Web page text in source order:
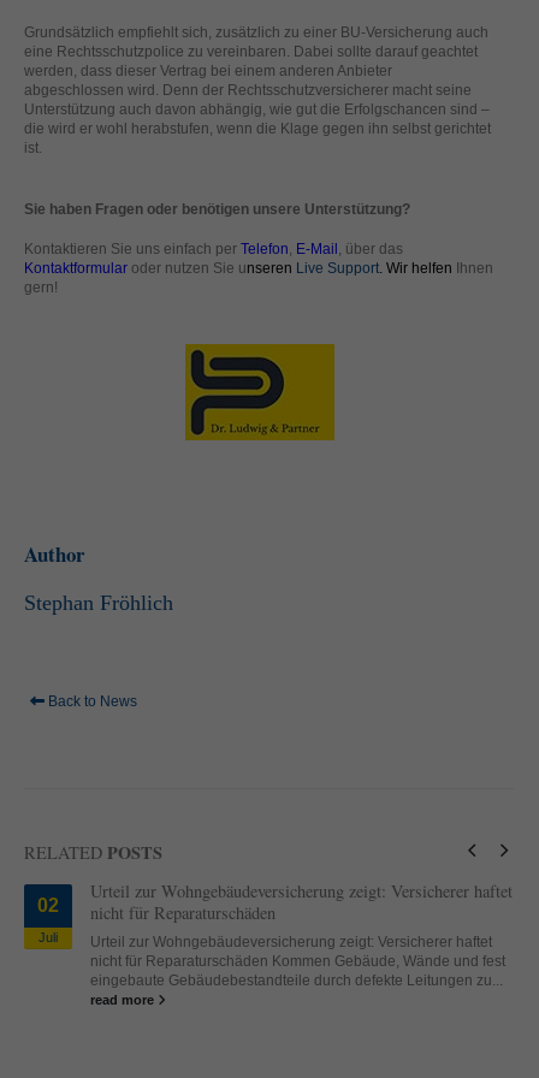
Grundsätzlich empfiehlt sich, zusätzlich zu einer BU-Versicherung auch
eine Rechtsschutzpolice zu vereinbaren. Dabei sollte darauf geachtet
werden, dass dieser Vertrag bei einem anderen Anbieter
abgeschlossen wird. Denn der Rechtsschutzversicherer macht seine
Unterstützung auch davon abhängig, wie gut die Erfolgschancen sind –
die wird er wohl herabstufen, wenn die Klage gegen ihn selbst gerichtet
ist.
Sie haben Fragen oder benötigen unsere Unterstützung?
Kontaktieren Sie uns einfach per Telefon, E-Mail , über das
Kontaktformular oder nutzen Sie unseren Live Support. Wir helfen Ihnen
gern!
Author
Stephan Fröhlich
Back to News
RELATED POSTS
02
Juli
Urteil zur Wohngebäudeversicherung zeigt: Versicherer haftet
nicht für Reparaturschäden
Urteil zur Wohngebäudeversicherung zeigt: Versicherer haftet
nicht für Reparaturschäden Kommen Gebäude, Wände und fest
eingebaute Gebäudebestandteile durch defekte Leitungen zu...
read more
Personenbezogene Daten können verarbeitet werden (z. B. IP-
Adressen), z. B. für personalisierte Anzeigen und Inhalte oder
Anzeigen- und Inhaltsmessung. Weitere Informationen über die
Verwendung Ihrer Daten finden Sie in unserer
Datenschutzerklärung.
Hier finden Sie eine Übersicht über alle verwendeten Cookies. Sie
Cookies auswählen.
Alle akzeptieren Speichern
Essenzielle Cookies ermöglichen grundlegende Funktionen und sind für
die einwandfreie Funktion der Website erforderlich.
Cookie-Informationen anzeigen
standardmäßig blockiert. Wenn Cookies von externen Medien akzeptiert
mehr.